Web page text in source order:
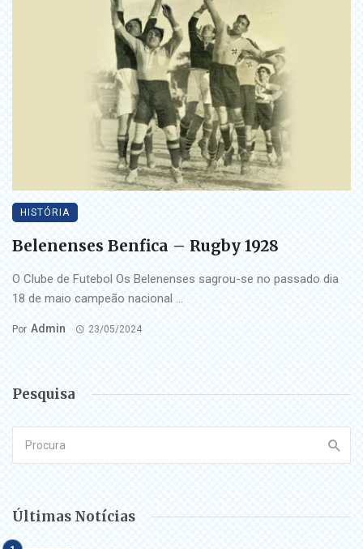
HISTÓRIA
Belenenses Benfica – Rugby 1928
O Clube de Futebol Os Belenenses sagrou-se no passado dia
18 de maio campeão nacional ...
Por Admin 23/05/2024
Pesquisa
Últimas Notícias